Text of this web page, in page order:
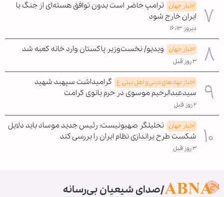
اخبار جهان ترامپ حاضر است بدون توافق هسته‌ای از جنگ با
ایران خارج شود
دیروز ۱۶:۱۳
اخبار جهان ویدیو/ نخست‌وزیر پاکستان وارد خانه کعبه شد
۳ روز قبل
اخبار نهادهای دینی و اهل بیتی ع گرامیداشت سپهبد شهید
سیدعبدالرحیم موسوی در حرم بانوی کرامت
۲ روز قبل
اخبار جهان تحلیلگر صهیونیست: رئیس جدید موساد باید دلایل
شکست طرح براندازی نظام ایران را بررسی کند
۳ روز قبل
صدای شیعیان بی‌رسانه